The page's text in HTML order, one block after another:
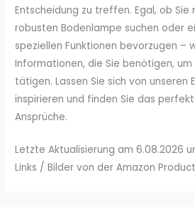
Entscheidung zu treffen. Egal, ob
robusten Bodenlampe suchen oder
speziellen Funktionen bevorzugen –
Informationen, die Sie benötigen,
tätigen. Lassen Sie sich von unseren
inspirieren und finden Sie das
Ansprüche.
Letzte Aktualisierung am 6.08.2026
Links / Bilder von der Amazon